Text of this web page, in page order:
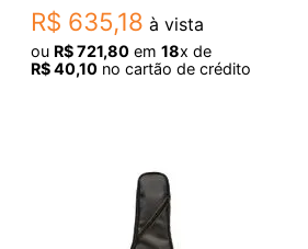
R$ 635,18 à vista
ou R$ 721,80em 18x de
R$ 40,10no cartão de crédito